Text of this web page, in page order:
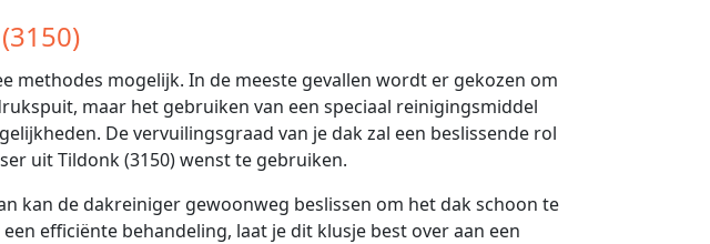
methodes mogelijk. In de meeste gevallen wordt er gekozen om
maar het gebruiken van een speciaal reinigingsmiddel
De vervuilingsgraad van je dak zal een beslissende rol
uit Tildonk (3150) wenst te gebruiken.
kan de dakreiniger gewoonweg beslissen om het dak schoon te
efficiënte behandeling, laat je dit klusje best over aan een